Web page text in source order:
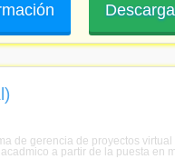
de gerencia de proyectos
a partir de la puesta en